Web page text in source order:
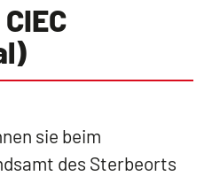
sie beim
des Sterbeorts